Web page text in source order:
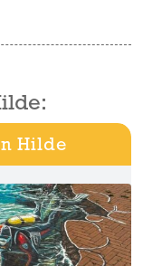
Hilde